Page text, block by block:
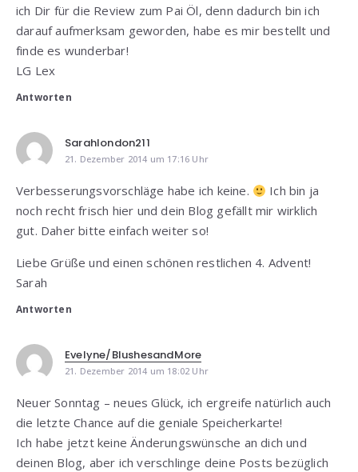
ich Dir für die Review zum Pai Öl, denn dadurch bin ich
darauf aufmerksam geworden, habe es mir bestellt und
finde es wunderbar!
LG Lex
Antworten
Sarahlondon211
21. Dezember 2014 um 17:16 Uhr
Verbesserungsvorschläge habe ich keine.
Ich bin ja
noch recht frisch hier und dein Blog gefällt mir wirklich
gut. Daher bitte einfach weiter so!
Liebe Grüße und einen schönen restlichen 4. Advent!
Sarah
Antworten
Evelyne/BlushesandMore
21. Dezember 2014 um 18:02 Uhr
Neuer Sonntag – neues Glück, ich ergreife natürlich auch
die letzte Chance auf die geniale Speicherkarte!
Ich habe jetzt keine Änderungswünsche an dich und
deinen Blog, aber ich verschlinge deine Posts bezüglich